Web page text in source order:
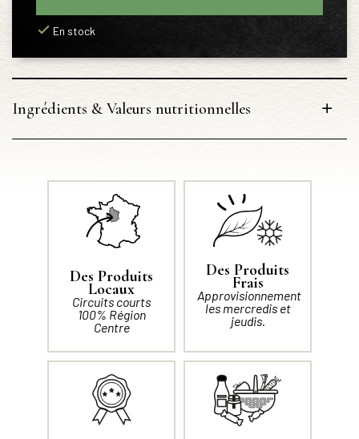
En stock
Ingrédients & Valeurs nutritionnelles
Des Produits
Locaux
Circuits courts
100% Région
Centre
Des Produits
Frais
Approvisionnement
les mercredis et
jeudis.